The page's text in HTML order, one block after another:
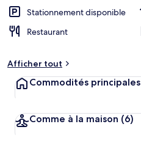
Stationnement disponible
Restaurant
Afficher tout
Commodités principales
Comme à la maison (6)